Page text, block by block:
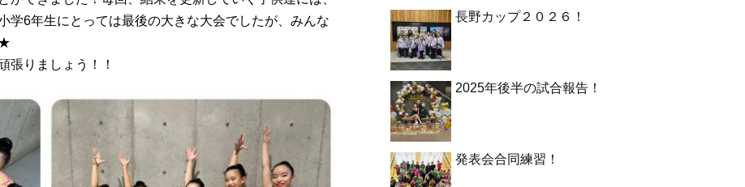
学6年生にとっては最後の大きな大会でしたが、みんな
★
張りましょう！！
長野カップ２０２６！
2025年後半の試合報告！
発表会合同練習！